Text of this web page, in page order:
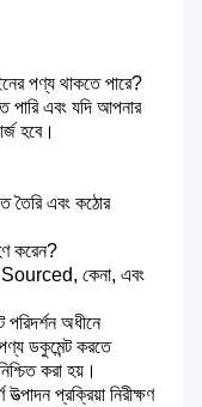
পণ্য থাকতে পারে?
এবং যদি আপনার
হবে।
তৈরি এবং কঠোর
করেন?
Sourced, কেনা, এবং
পরিদর্শন অধীনে
ডকুমেন্ট করতে
করা হয়।
প্রক্রিয়া নিরীক্ষণ